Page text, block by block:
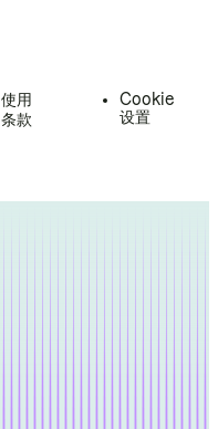
使用
条款
Cookie
设置